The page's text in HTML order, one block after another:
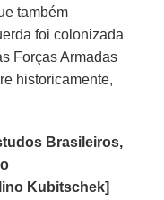
também
foi colonizada
Forças Armadas
historicamente,
Brasileiros,
Kubitschek]